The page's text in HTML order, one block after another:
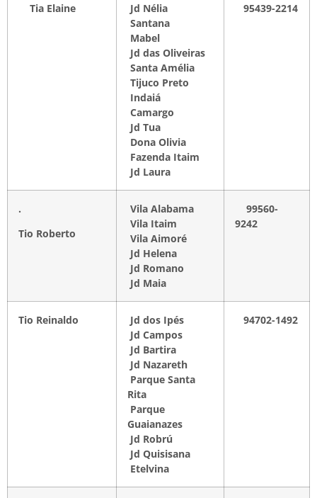
Tia Elaine
Jd Nélia
Santana
Mabel
Jd das Oliveiras
Santa Amélia
Tijuco Preto
Indaiá
Camargo
Jd Tua
Dona Olivia
Fazenda Itaim
Jd Laura
95439-2214
.
Tio Roberto
Vila Alabama
Vila Itaim
Vila Aimoré
Jd Helena
Jd Romano
Jd Maia
99560-
9242
Tio Reinaldo
Jd dos Ipés
Jd Campos
Jd Bartira
Jd Nazareth
Parque Santa
Rita
Parque
Guaianazes
Jd Robrú
Jd Quisisana
Etelvina
94702-1492